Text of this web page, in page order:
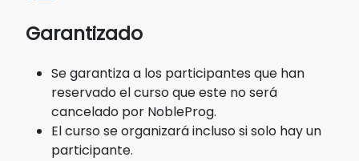
Garantizado
Se garantiza a los participantes que han
reservado el curso que este no será
cancelado por NobleProg.
El curso se organizará incluso si solo hay un
participante.